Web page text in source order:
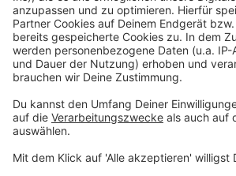
Kunstschule Senden,
· technische Ausstattung für eine
Kleinkunstbühneam Kunstbalken,
öffentliche Veranstaltungen,
Schließfach- und Verleihschrank,